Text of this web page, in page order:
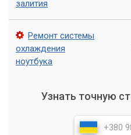
ремонта, то вы можете
электронной почте или
специалисты всегда готовы
Обращайтесь в сервис
залития
Ремонт системы
охлаждения
ноутбука
Узнать точную